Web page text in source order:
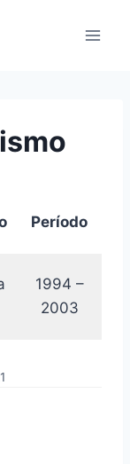
Período
1994 –
2003